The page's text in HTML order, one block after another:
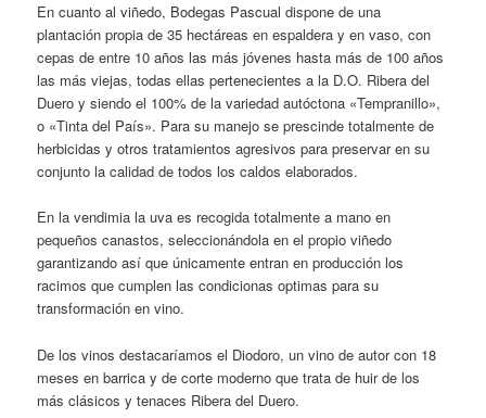
En cuanto al viñedo, Bodegas Pascual dispone de una
plantación propia de 35 hectáreas en espaldera y en vaso, con
cepas de entre 10 años las más jóvenes hasta más de 100 años
las más viejas, todas ellas pertenecientes a la D.O. Ribera del
Duero y siendo el 100% de la variedad autóctona «Tempranillo»,
o «Tinta del País». Para su manejo se prescinde totalmente de
herbicidas y otros tratamientos agresivos para preservar en su
conjunto la calidad de todos los caldos elaborados.
En la vendimia la uva es recogida totalmente a mano en
pequeños canastos, seleccionándola en el propio viñedo
garantizando así que únicamente entran en producción los
racimos que cumplen las condicionas optimas para su
transformación en vino.
De los vinos destacaríamos el Diodoro, un vino de autor con 18
meses en barrica y de corte moderno que trata de huir de los
más clásicos y tenaces Ribera del Duero.